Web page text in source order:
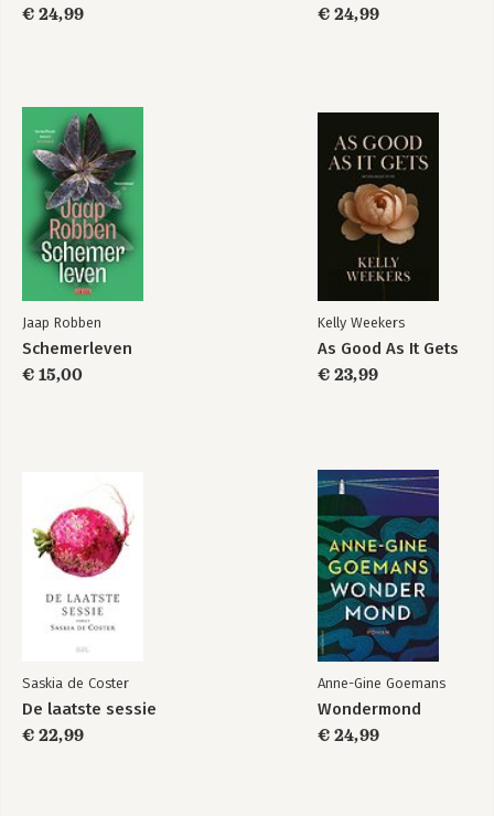
€ 24,99 € 24,99
Jaap Robben
Schemerleven
€ 15,00
Kelly Weekers
As Good As It Gets
€ 23,99
Saskia de Coster
De laatste sessie
€ 22,99
Anne-Gine Goemans
Wondermond
€ 24,99